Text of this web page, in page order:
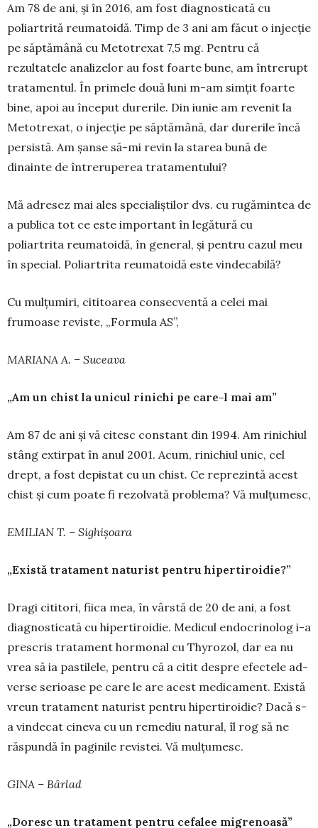
Am 78 de ani, și în 2016, am fost diagnosti­cată cu
poliartrită reumatoidă. Timp de 3 ani am făcut o injecție
pe săptămână cu Metotrexat 7,5 mg. Pentru că
rezultatele analizelor au fost foarte bune, am întrerupt
tratamentul. În primele două luni m-am simțit foarte
bine, apoi au început durerile. Din iunie am revenit la
Metotrexat, o injecție pe săptămână, dar durerile încă
persistă. Am șanse să-mi revin la starea bună de
dinainte de întreruperea tratamentului?
Mă adresez mai ales specialiștilor dvs. cu rugă­mintea de
a publica tot ce este important în legătură cu
poliartrita reumatoidă, în general, și pentru cazul meu
în special. Poliartrita reuma­toidă este vindecabilă?
Cu mulțumiri, cititoarea consecventă a celei mai
frumoase reviste, „Formula AS”,
MARIANA A. – Suceava
„Am un chist la unicul rinichi pe care-l mai am”
Am 87 de ani și vă citesc constant din 1994. Am rinichiul
stâng extirpat în anul 2001. Acum, rinichiul unic, cel
drept, a fost depistat cu un chist. Ce reprezintă acest
chist și cum poate fi rezolvată problema? Vă mulțumesc,
EMILIAN T. – Sighișoara
„Există tratament naturist pentru hipertiroidie?”
Dragi cititori, fiica mea, în vârstă de 20 de ani, a fost
diagnosticată cu hi­pertiroidie. Medicul endocrinolog i-a
prescris trata­ment hormonal cu Thyrozol, dar ea nu
vrea să ia pastilele, pentru că a citit despre efectele ad­
verse serioase pe care le are acest medicament. Există
vreun tratament naturist pentru hipertiroidie? Dacă s-
a vindecat cineva cu un remediu natural, îl rog să ne
răs­pundă în paginile revistei. Vă mulțumesc.
GINA – Bârlad
„Doresc un tratament pentru cefalee migrenoasă”